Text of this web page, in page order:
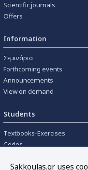
Scientific journals
Offers
Information
Σεμινάρια
Forthcoming events
Announcements
View on demand
Students
Textbooks-Exercises
Codes
Sakkoulas.gr uses